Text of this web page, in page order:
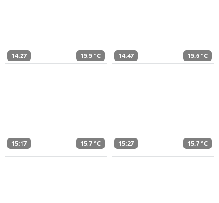
14:27 15,5 °C 14:47 15,6 °C
15:17 15,7 °C 15:27 15,7 °C